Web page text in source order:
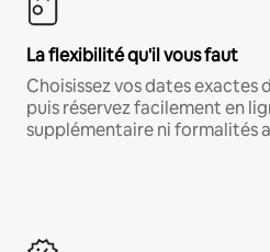
La flexibilité qu'il vous faut
Choisissez vos dates exactes
puis réservez facilement en
supplémentaire ni formalités